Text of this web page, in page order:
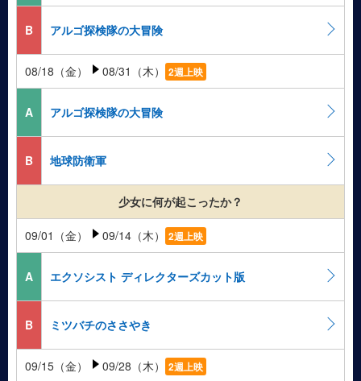
B アルゴ探検隊の大冒険
08/18（金） 08/31（木） 2週上映
A アルゴ探検隊の大冒険
B 地球防衛軍
少女に何が起こったか？
09/01（金） 09/14（木） 2週上映
A エクソシスト ディレクターズカット版
B ミツバチのささやき
09/15（金） 09/28（木） 2週上映